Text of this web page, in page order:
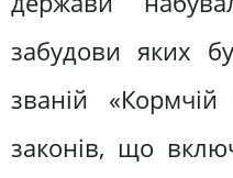
забудови яких
званій
законів, що